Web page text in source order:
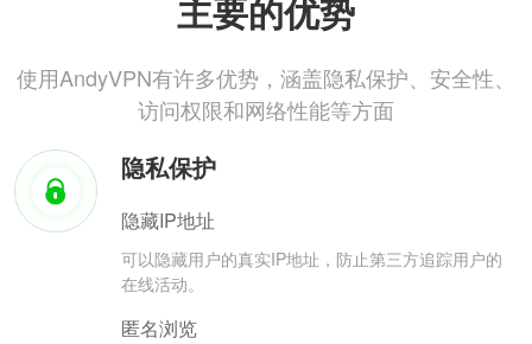
主要的优势
使用AndyVPN有许多优势，涵盖隐私保护、安全性、
访问权限和网络性能等方面
隐私保护
隐藏IP地址
可以隐藏用户的真实IP地址，防止第三方追踪用户的
在线活动。
匿名浏览